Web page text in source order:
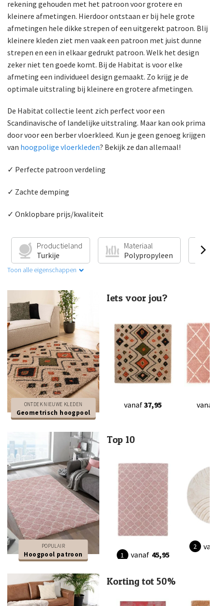
rekening gehouden met het patroon voor grotere en
kleinere afmetingen. Hierdoor ontstaan er bij hele grote
afmetingen hele dikke strepen of een uitgerekt patroon. Blij
kleinere kleden ziet men vaak een patroon met juist dunne
strepen en een in elkaar gedrukt patroon. Welk het design
zeker niet ten goede komt. Bij de Habitat is voor elke
afmeting een individueel design gemaakt. Zo krijg je de
optimale uitstraling bij kleinere en grotere afmetingen.
De Habitat collectie leent zich perfect voor een
Scandinavische of landelijke uitstraling. Maar kan ook prima
door voor een berber vloerkleed. Kun je geen genoeg krijgen
van hoogpolige vloerkleden? Bekijk ze dan allemaal!
✓ Perfecte patroon verdeling
✓ Zachte demping
✓ Onklopbare prijs/kwaliteit
Productieland
Turkije
Materiaal
Polypropyleen
Toon alle eigenschappen
ONTDEK NIEUWE KLEDEN
Geometrisch hoogpool
Iets voor jou?
vanaf37,95 vanaf
POPULAIR
Hoogpool patroon
Top 10
vanaf 45,95
Korting tot 50%